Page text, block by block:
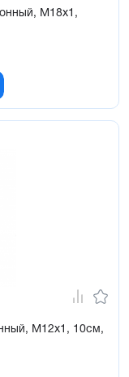
М18х1,
М12х1, 10см,